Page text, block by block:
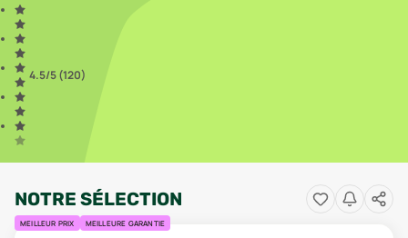
4.5/5 (120)
NOTRE SÉLECTION
MEILLEUR PRIX MEILLEURE GARANTIE